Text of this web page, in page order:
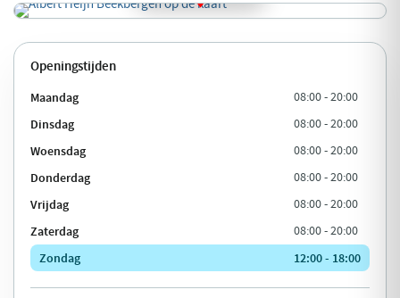
Openingstijden
Maandag 08:00 - 20:00
Dinsdag 08:00 - 20:00
Woensdag 08:00 - 20:00
Donderdag 08:00 - 20:00
Vrijdag 08:00 - 20:00
Zaterdag 08:00 - 20:00
Zondag 12:00 - 18:00